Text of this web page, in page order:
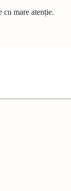
cu mare atenție.